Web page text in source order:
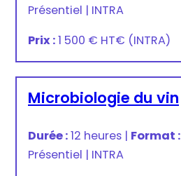
Présentiel | INTRA
Prix :1 500 € HT€ (INTRA)
Microbiologie du vin
Durée :12 heures | Format :
Présentiel | INTRA